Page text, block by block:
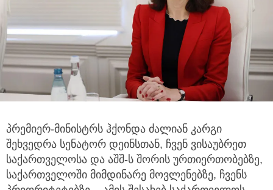
პრემიერ-მინისტრს ჰქონდა ძალიან კარგი
შეხვედრა სენატორ დეინსთან, ჩვენ ვისაუბრეთ
საქართველოსა და აშშ-ს შორის ურთიერთობებზე,
საქართველოში მიმდინარე მოვლენებზე, ჩვენს